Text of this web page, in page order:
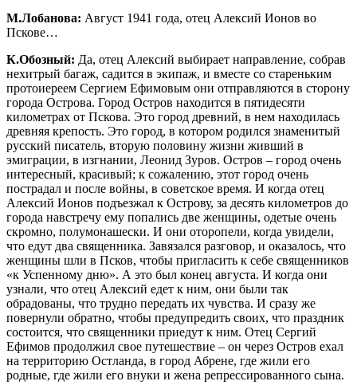
М.Лобанова: Август 1941 года, отец Алексий Ионов во
Пскове…
К.Обозный: Да, отец Алексий выбирает направление, собрав
нехитрый багаж, садится в экипаж, и вместе со стареньким
протоиереем Сергием Ефимовым они отправляются в сторону
города Острова. Город Остров находится в пятидесяти
километрах от Пскова. Это город древний, в нем находилась
древняя крепость. Это город, в котором родился знаменитый
русский писатель, вторую половину жизни живший в
эмиграции, в изгнании, Леонид Зуров. Остров – город очень
интересный, красивый; к сожалению, этот город очень
пострадал и после войны, в советское время. И когда отец
Алексий Ионов подъезжал к Острову, за десять километров до
города навстречу ему попались две женщины, одетые очень
скромно, полумонашески. И они оторопели, когда увидели,
что едут два священника. Завязался разговор, и оказалось, что
женщины шли в Псков, чтобы пригласить к себе священников
«к Успенному дню». А это был конец августа. И когда они
узнали, что отец Алексий едет к ним, они были так
обрадованы, что трудно передать их чувства. И сразу же
повернули обратно, чтобы предупредить своих, что праздник
состоится, что священники приедут к ним. Отец Сергий
Ефимов продолжил свое путешествие – он через Остров ехал
на территорию Остланда, в город Абрене, где жили его
родные, где жили его внуки и жена репрессированного сына.